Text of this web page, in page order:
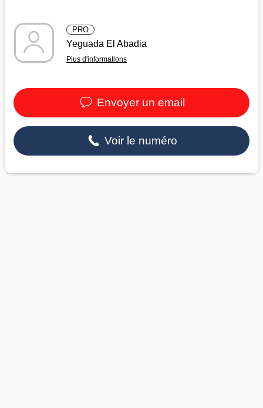
PRO
Yeguada El Abadia
Plus d'informations
Envoyer un email
Voir le numéro